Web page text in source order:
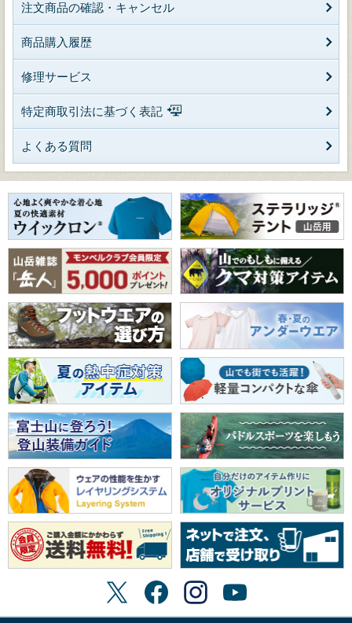
注文商品の確認・キャンセル
商品購入履歴
修理サービス
特定商取引法に基づく表記
よくある質問